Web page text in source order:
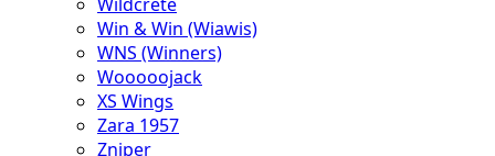
Win & Win (Wiawis)
WNS (Winners)
Wooooojack
XS Wings
Zara 1957
Zniper